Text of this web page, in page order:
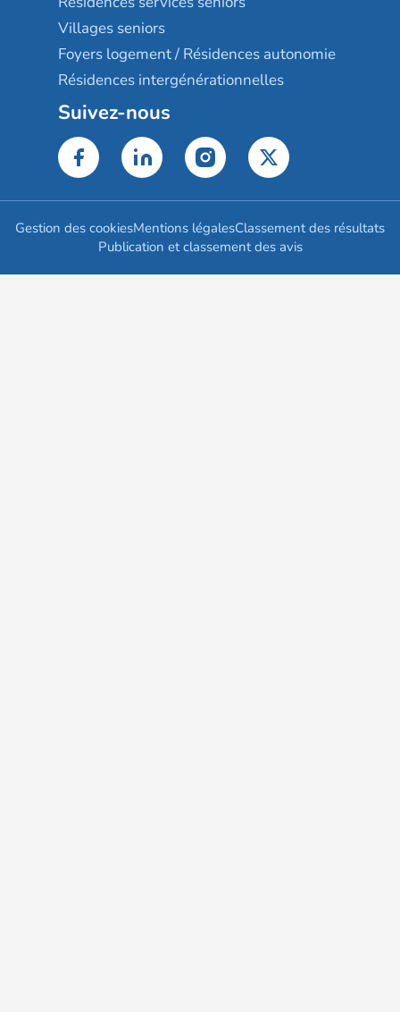
Villages seniors
Foyers logement / Résidences autonomie
Résidences intergénérationnelles
Suivez-nous
Gestion des cookiesMentions légalesClassement des résultats
Publication et classement des avis